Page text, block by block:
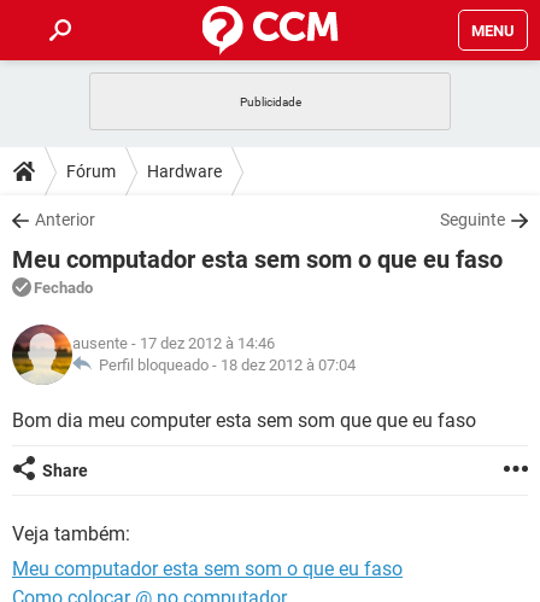
MENU
CELULAR
OUTLOOK
INSTAGRAM GMAIL
GUIA DE COMPRAS
DICAS
JOGOS
OUTLOOK
INSTAGRAM
GUIA DE COMPRAS
DOWNLOADS
JOGOS WHATSAPP
CELULAR
OUTLOOK
INSTAGRAM
GUIA DE COMPRAS
FÓRUM
JOGOS
CELULAR FACEBOOK
GLOSSÁRIO
JOGOS
CELULAR FACEBOOK
OUTLOOK
GUIA DE COMPRAS
Fórum Hardware
Anterior Seguinte
Meu computador esta sem som o que eu faso
Fechado
ausente - 17 dez 2012 à 14:46
Perfil bloqueado - 18 dez 2012 à 07:04
Bom dia meu computer esta sem som que que eu faso
Share
Veja também:
Meu computador esta sem som o que eu faso